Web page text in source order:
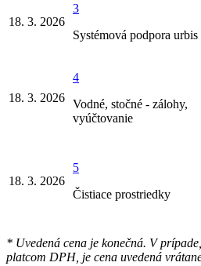
18. 3. 2026
3
Systémová podpora urbis
18. 3. 2026
4
Vodné, stočné - zálohy,
vyúčtovanie
18. 3. 2026
5
Čistiace prostriedky
* Uvedená cena je konečná. V
platcom DPH, je cena uvedená